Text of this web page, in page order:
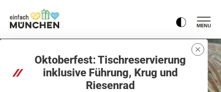
Oktoberfest: Tischreservierung
inklusive Führung, Krug und
Riesenrad